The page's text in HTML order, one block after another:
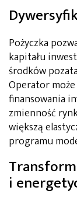
Pożyczka
kapitału
środków
Operator
finansowania
zmienność
większą
programu
i